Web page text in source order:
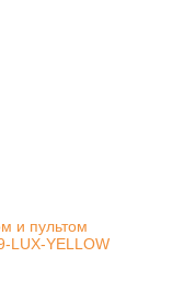
и пультом
LUX-YELLOW